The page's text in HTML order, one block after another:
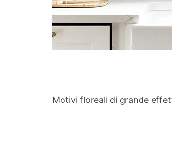
Motivi floreali di grande